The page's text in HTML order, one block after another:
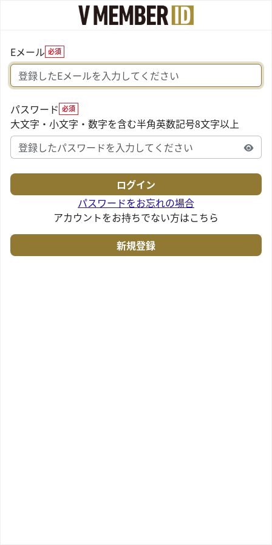
Eメール 必須
パスワード 必須
大文字・小文字・数字を含む半角英数記号8文字以上
パスワードをお忘れの場合
アカウントをお持ちでない方はこちら
新規登録